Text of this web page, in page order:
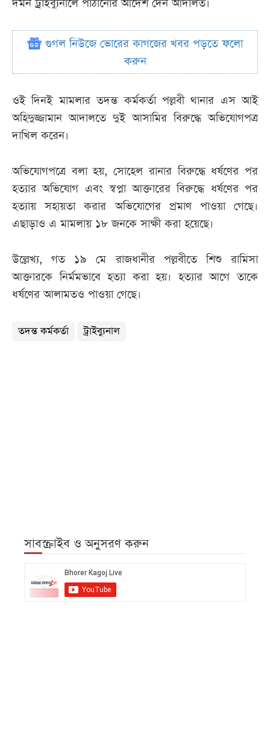
দমন ট্রাইব্যুনালে পাঠানোর আদেশ দেন আদালত।
গুগল নিউজে ভোরের কাগজের খবর পড়তে ফলো
করুন
ওই দিনই মামলার তদন্ত কর্মকর্তা পল্লবী থানার এস আই
অহিদুজ্জামান আদালতে দুই আসামির বিরুদ্ধে অভিযোগপত্র
দাখিল করেন।
অভিযোগপত্রে বলা হয়, সোহেল রানার বিরুদ্ধে ধর্ষণের পর
হত্যার অভিযোগ এবং স্বপ্না আক্তারের বিরুদ্ধে ধর্ষণের পর
হত্যায় সহায়তা করার অভিযোগের প্রমাণ পাওয়া গেছে।
এছাড়াও এ মামলায় ১৮ জনকে সাক্ষী করা হয়েছে।
উল্লেখ্য, গত ১৯ মে রাজধানীর পল্লবীতে শিশু রামিসা
আক্তারকে নির্মমভাবে হত্যা করা হয়। হত্যার আগে তাকে
ধর্ষণের আলামতও পাওয়া গেছে।
তদন্ত কর্মকর্তা ট্রাইব্যুনাল
সাবস্ক্রাইব ও অনুসরণ করুন